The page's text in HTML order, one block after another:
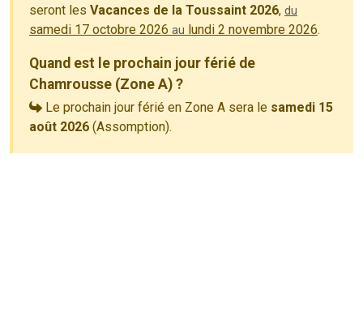
seront les Vacances de la Toussaint 2026, du
samedi 17 octobre 2026 au lundi 2 novembre 2026.
Quand est le prochain jour férié de
Chamrousse (Zone A) ?
Le prochain jour férié en Zone A sera le samedi 15
août 2026 (Assomption).